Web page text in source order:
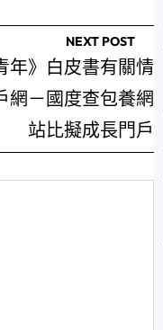
NEXT POST
年》白皮書有關情
網－國度查包養網
站比擬成長門戶